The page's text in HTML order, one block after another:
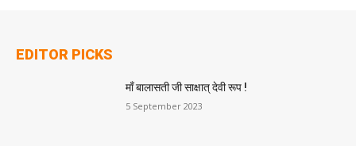
EDITOR PICKS
माँ बालासती जी साक्षात् देवी रूप !
5 September 2023